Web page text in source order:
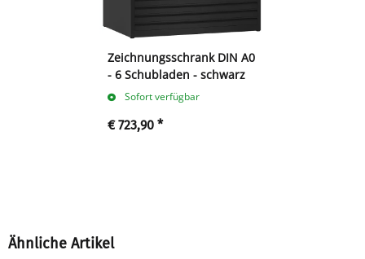
Zeichnungsschrank DIN A0
- 6 Schubladen - schwarz
Sofort verfügbar
€ 723,90 *
Ähnliche Artikel